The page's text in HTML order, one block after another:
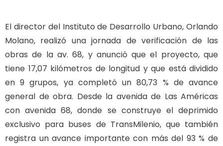
El director del Instituto de Desarrollo Urbano, Orlando
Molano, realizó una jornada de verificación de las
obras de la av. 68, y anunció que el proyecto, que
tiene 17,07 kilómetros de longitud y que está dividido
en 9 grupos, ya completó un 80,73 % de avance
general de obra. Desde la avenida de Las Américas
con avenida 68, donde se construye el deprimido
exclusivo para buses de TransMilenio, que también
registra un avance importante con más del 93 % de